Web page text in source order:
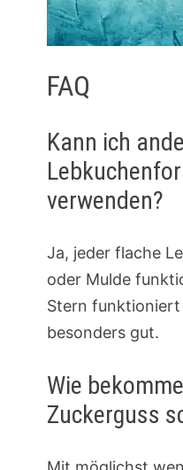
FAQ
Kann ich
verwenden?
Ja, jeder flache
oder Mulde
Stern funktioniert
besonders gut.
Wie
Zuckerguss